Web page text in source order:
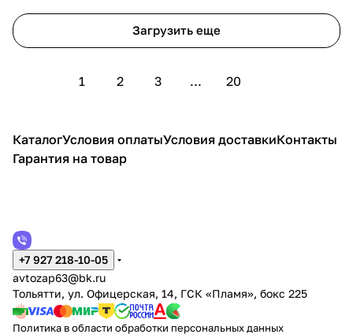
Загрузить еще
1 2 3 ... 20
КаталогУсловия оплатыУсловия доставкиКонтакты
Гарантия на товар
+7 927 218-10-05
avtozap63@bk.ru
Тольятти, ул. Офицерская, 14, ГСК «Пламя», бокс 225
Политика в области обработки персональных данных